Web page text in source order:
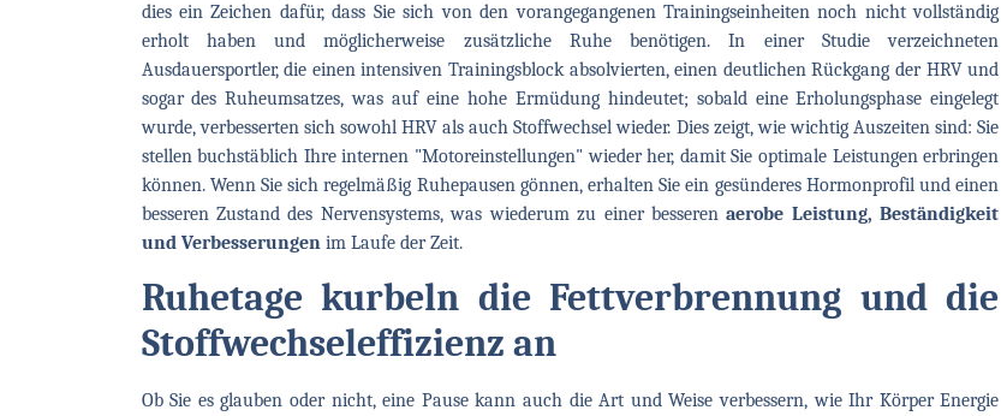
dies ein Zeichen dafür, dass Sie sich von den vorangegangenen Trainingseinheiten noch nicht vollständig
erholt haben und möglicherweise zusätzliche Ruhe benötigen. In einer Studie verzeichneten
Ausdauersportler, die einen intensiven Trainingsblock absolvierten, einen deutlichen Rückgang der HRV und
sogar des Ruheumsatzes, was auf eine hohe Ermüdung hindeutet; sobald eine Erholungsphase eingelegt
wurde, verbesserten sich sowohl HRV als auch Stoffwechsel wieder. Dies zeigt, wie wichtig Auszeiten sind: Sie
stellen buchstäblich Ihre internen "Motoreinstellungen" wieder her, damit Sie optimale Leistungen erbringen
können. Wenn Sie sich regelmäßig Ruhepausen gönnen, erhalten Sie ein gesünderes Hormonprofil und einen
besseren Zustand des Nervensystems, was wiederum zu einer besserenaerobe Leistung, Beständigkeit
und Verbesserungenim Laufe der Zeit.
Ruhetage kurbeln die Fettverbrennung und die
Stoffwechseleffizienz an
Ob Sie es glauben oder nicht, eine Pause kann auch die Art und Weise verbessern, wie Ihr Körper Energie